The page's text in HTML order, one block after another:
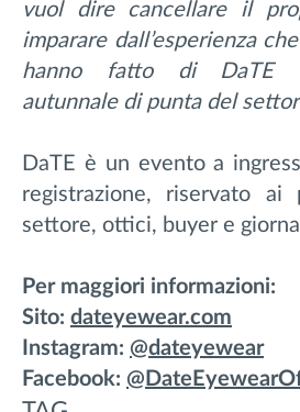
vuol dire cancellare il
imparare dall’esperienza
hanno fatto di DaTE
autunnale di punta del
DaTE è un evento a
registrazione, riservato ai
settore, ottici, buyer e
Per maggiori informazioni:
Sito: dateyewear.com
Instagram: @dateyewear
Facebook: